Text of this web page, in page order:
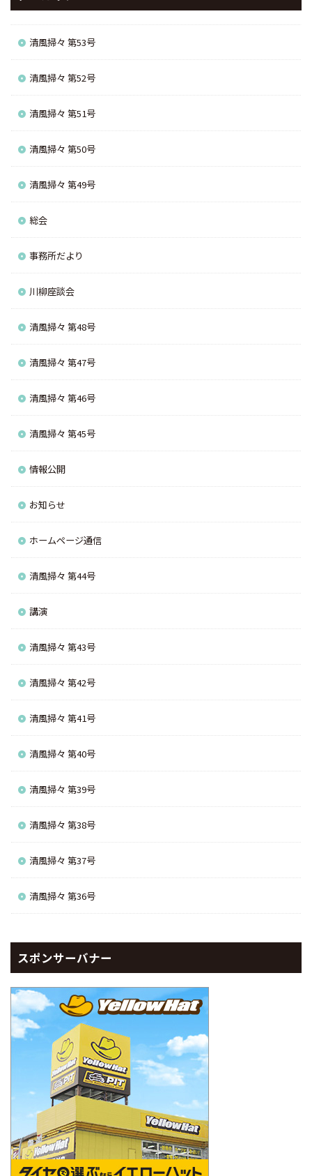
清風掃々 第53号
清風掃々 第52号
清風掃々 第51号
清風掃々 第50号
清風掃々 第49号
総会
事務所だより
川柳座談会
清風掃々 第48号
清風掃々 第47号
清風掃々 第46号
清風掃々 第45号
情報公開
お知らせ
ホームページ通信
清風掃々 第44号
講演
清風掃々 第43号
清風掃々 第42号
清風掃々 第41号
清風掃々 第40号
清風掃々 第39号
清風掃々 第38号
清風掃々 第37号
清風掃々 第36号
スポンサーバナー